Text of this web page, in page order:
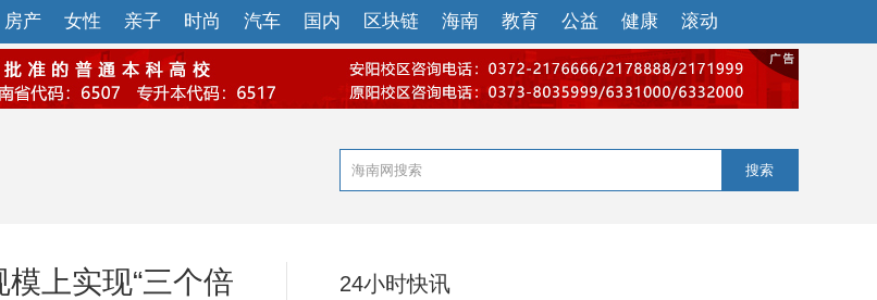
房产 女性 亲子 时尚 汽车 国内 区块链 海南 教育 公益 健康 滚动
搜索
上实现“三个倍
24小时快讯